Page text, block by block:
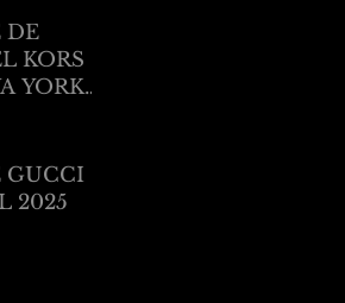
DE
KORS
YORK
GUCCI
2025